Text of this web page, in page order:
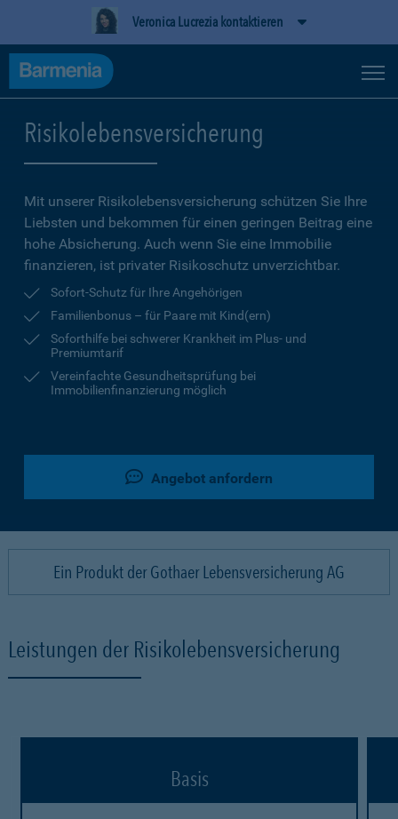
Veronica Lucrezia kontaktieren
Risikolebensversicherung
Mit unserer Risikolebensversicherung schützen Sie Ihre
Liebsten und bekommen für einen geringen Beitrag eine
hohe Ab­sicherung. Auch wenn Sie eine Immobilie
finanzieren, ist privater Risikoschutz unverzichtbar.
Sofort-Schutz für Ihre Angehörigen
Familienbonus – für Paare mit Kind(ern)
Soforthilfe bei schwerer Krankheit im Plus- und
Premiumtarif
Vereinfachte Gesundheitsprüfung bei
Immobilienfinanzierung möglich
Angebot anfordern
Ein Produkt der Gothaer Lebensversicherung AG
Leistungen der Risikolebensversicherung
Basis